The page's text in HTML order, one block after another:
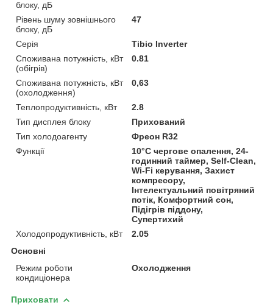
блоку, дБ
Рівень шуму зовнішнього
блоку, дБ
47
Серія
Tibio Inverter
Споживана потужність, кВт
(обігрів)
0.81
Споживана потужність, кВт
(охолодження)
0,63
Теплопродуктивність, кВт
2.8
Тип дисплея блоку
Прихований
Тип холодоагенту
Фреон R32
Функції
10°C чергове опалення, 24-
годинний таймер, Self-Clean,
Wi-Fi керування, Захист
компресору,
Інтелектуальний повітряний
потік, Комфортний сон,
Підігрів піддону,
Супертихий
Холодопродуктивність, кВт
2.05
Основні
Режим роботи
кондиціонера
Охолодження
Приховати